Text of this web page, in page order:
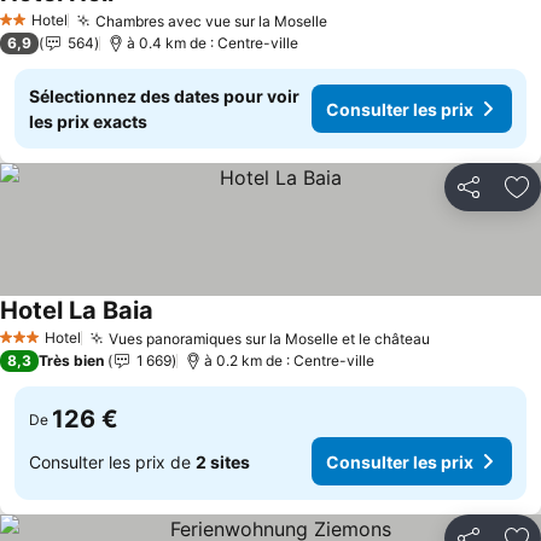
2 Étoiles
Hotel Chambres avec vue sur la Moselle
6,9 564 à 0.4 km de : Centre-ville
Sélectionnez des dates pour voir
les prix exacts
Consulter les prix
Partager
3 ÉtoilesHotel Vues panoramiques sur la Moselle et le château
Hotel La Baia
8,3 Très bien 1 669 à 0.2 km de : Centre-ville
De 126 €
Consulter les prix de 2 sites Consulter les prix